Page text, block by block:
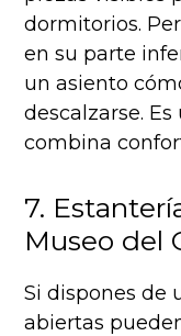
dormitorios.
en su parte
un asiento
descalzarse.
combina
7.
Museo del
Si dispones de
abiertas